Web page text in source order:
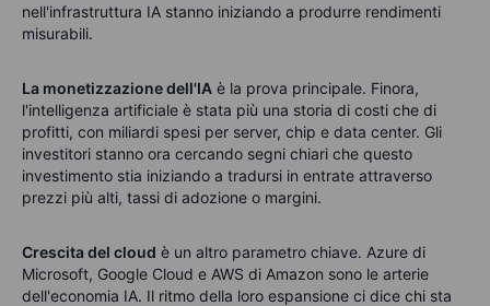
nell'infrastruttura IA stanno iniziando a produrre rendimenti
misurabili.
La monetizzazione dell'IA è la prova principale. Finora,
l'intelligenza artificiale è stata più una storia di costi che di
profitti, con miliardi spesi per server, chip e data center. Gli
investitori stanno ora cercando segni chiari che questo
investimento stia iniziando a tradursi in entrate attraverso
prezzi più alti, tassi di adozione o margini.
Crescita del cloud è un altro parametro chiave. Azure di
Microsoft, Google Cloud e AWS di Amazon sono le arterie
dell'economia IA. Il ritmo della loro espansione ci dice chi sta